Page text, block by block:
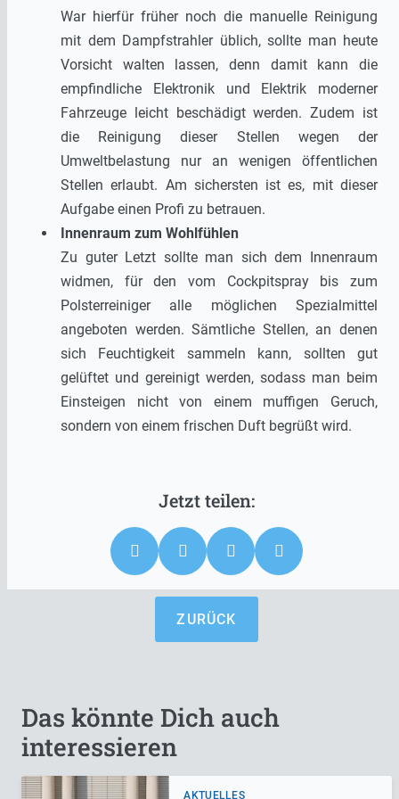
War hierfür früher noch die manuelle Reinigung
mit dem Dampfstrahler üblich, sollte man heute
Vorsicht walten lassen, denn damit kann die
empfindliche Elektronik und Elektrik moderner
Fahrzeuge leicht beschädigt werden. Zudem ist
die Reinigung dieser Stellen wegen der
Umweltbelastung nur an wenigen öffentlichen
Stellen erlaubt. Am sichersten ist es, mit dieser
Aufgabe einen Profi zu betrauen.
Innenraum zum Wohlfühlen
Zu guter Letzt sollte man sich dem Innenraum
widmen, für den vom Cockpitspray bis zum
Polsterreiniger alle möglichen Spezialmittel
angeboten werden. Sämtliche Stellen, an denen
sich Feuchtigkeit sammeln kann, sollten gut
gelüftet und gereinigt werden, sodass man beim
Einsteigen nicht von einem muffigen Geruch,
sondern von einem frischen Duft begrüßt wird.
ZURÜCK
Das könnte Dich auch
interessieren
AKTUELLES